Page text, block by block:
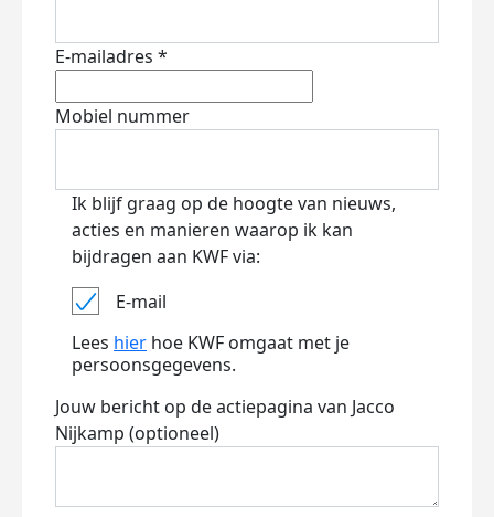
E-mailadres *
Mobiel nummer
Ik blijf graag op de hoogte van nieuws,
acties en manieren waarop ik kan
bijdragen aan KWF via:
E-mail
Lees hier hoe KWF omgaat met je
persoonsgegevens.
Jouw bericht op de actiepagina van Jacco
Nijkamp (optioneel)